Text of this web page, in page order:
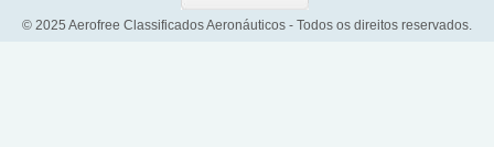
© 2025 Aerofree Classificados Aeronáuticos - Todos os direitos reservados.